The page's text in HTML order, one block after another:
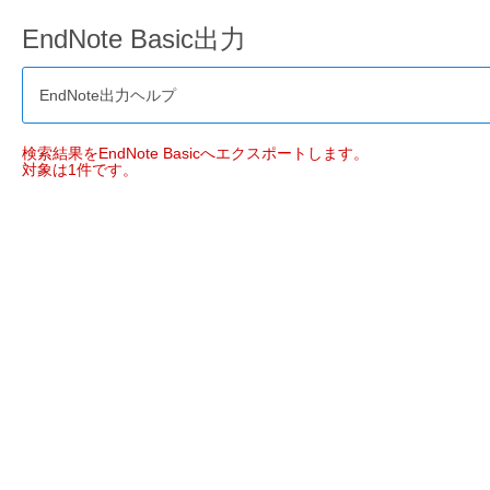
EndNote Basic出力
EndNote出力ヘルプ
検索結果をEndNote Basicへエクスポートします。
対象は1件です。